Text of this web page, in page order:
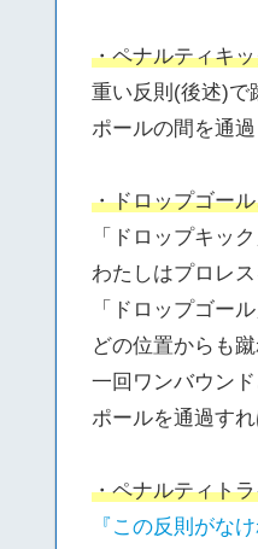
・ペナルティキ
重い反則(後述)で
ポールの間を通過
・ドロップゴー
「ドロップキッ
わたしはプロレ
「ドロップゴー
どの位置からも蹴
一回ワンバウンド
ポールを通過すれ
・ペナルティト
『この反則がな